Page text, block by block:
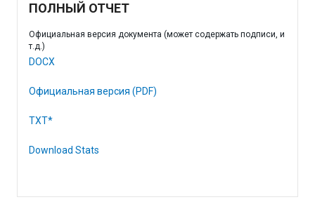
ПОЛНЫЙ ОТЧЕТ
Официальная версия документа (может содержать подписи, и
т.д.)
DOCX
Официальная версия (PDF)
TXT*
Download Stats